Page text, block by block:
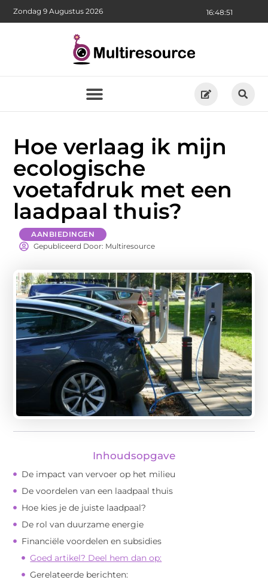
16:48:52
Zondag 9 Augustus 2026
Hoe verlaag ik mijn
ecologische
voetafdruk met een
laadpaal thuis?
AANBIEDINGEN
Gepubliceerd Door: Multiresource
Inhoudsopgave
De impact van vervoer op het milieu
De voordelen van een laadpaal thuis
Hoe kies je de juiste laadpaal?
De rol van duurzame energie
Financiële voordelen en subsidies
Goed artikel? Deel hem dan op:
Gerelateerde berichten: